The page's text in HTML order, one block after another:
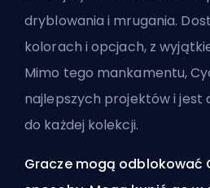
dryblowania i mrugania.
kolorach i opcjach, z
Mimo tego mankamentu,
najlepszych projektów i
do każdej kolekcji.
Gracze mogą odblokować